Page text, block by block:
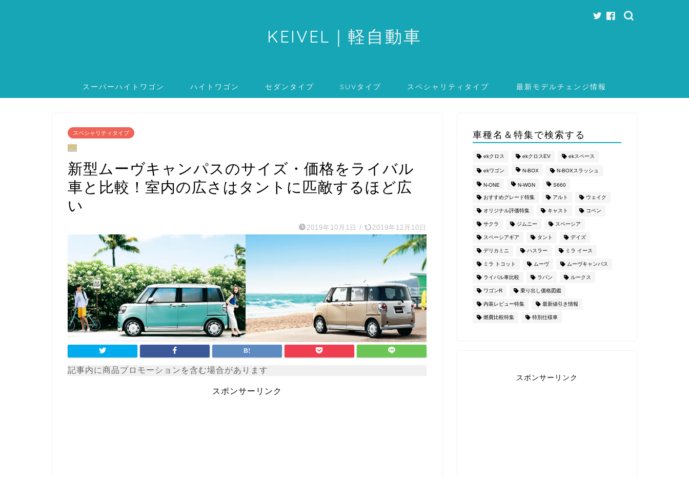
KEIVEL ｜軽自動車
スーパーハイトワゴン ハイトワゴン セダンタイプ SUVタイプ スペシャリティタイプ 最新モデルチェンジ情報
スペシャリティタイプ
PR
新型ムーヴキャンパスのサイズ・価格をライバル
車と比較！室内の広さはタントに匹敵するほど広
い
2019年10月1日 / 2019年12月10日
記事内に商品プロモーションを含む場合があります
スポンサーリンク
車種名＆特集で検索する
ekクロス ekクロスEV ekスペース
ekワゴン N-BOX N-BOXスラッシュ
N-ONE N-WGN S660
おすすめグレード特集 アルト ウェイク
オリジナル評価特集 キャスト コペン
サクラ ジムニー スペーシア
スペーシアギア タント デイズ
デリカミニ ハスラー ミラ イース
ミラ トコット ムーヴ ムーヴキャンバス
ライバル車比較 ラパン ルークス
ワゴンR 乗り出し価格図鑑
内装レビュー特集 最新値引き情報
燃費比較特集 特別仕様車
スポンサーリンク